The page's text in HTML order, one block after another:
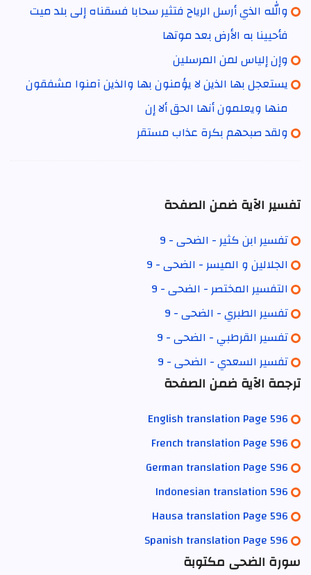
والله الذي أرسل الرياح فتثير سحابا فسقناه إلى بلد ميت
فأحيينا به الأرض بعد موتها
وإن إلياس لمن المرسلين
يستعجل بها الذين لا يؤمنون بها والذين آمنوا مشفقون
منها ويعلمون أنها الحق ألا إن
ولقد صبحهم بكرة عذاب مستقر
تفسير الآية ضمن الصفحة
تفسير ابن كثير - الضحى - 9
الجلالين و الميسر - الضحى - 9
التفسير المختصر - الضحى - 9
تفسير الطبري - الضحى - 9
تفسير القرطبي - الضحى - 9
تفسير السعدي - الضحى - 9
ترجمة الآية ضمن الصفحة
English translation Page 596
French translation Page 596
German translation Page 596
Indonesian translation 596
Hausa translation Page 596
Spanish translation Page 596
سورة الضحى مكتوبة